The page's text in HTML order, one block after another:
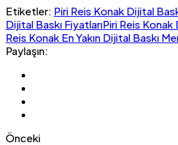
Etiketler: Piri Reis Konak Dijital
Dijital Baskı FiyatlarıPiri Reis Konak
Reis Konak En Yakın Dijital Baskı
Paylaşın:
Önceki